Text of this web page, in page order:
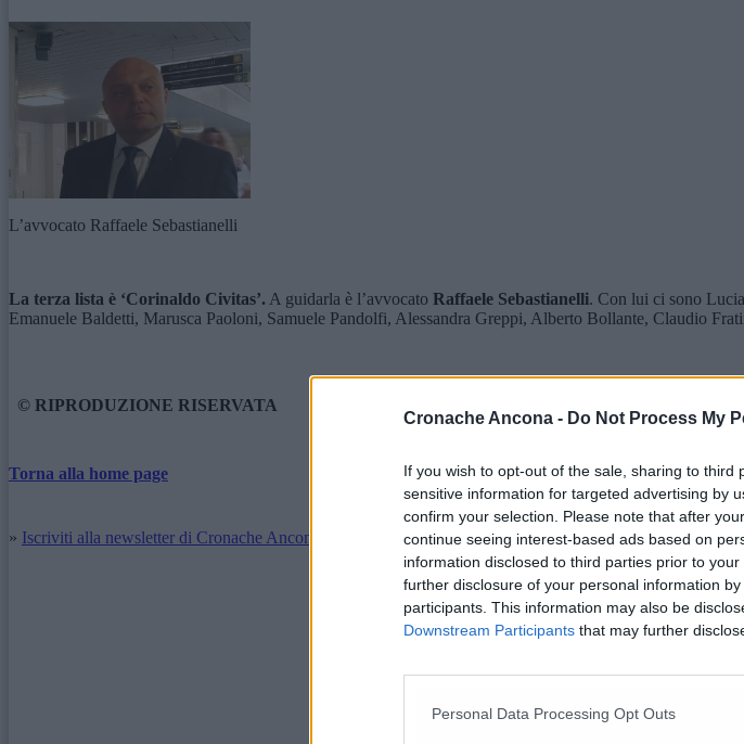
Cronache Ancona - Do Not Process My
If you wish to opt-out of the sale, sharing to
sensitive information for targeted advertising by
confirm your selection. Please note that after
continue seeing interest-based ads based on
information disclosed to third parties prior to
further disclosure of your personal information
participants. This information may also be
Downstream Participants that may further
Personal Data Processing Opt Outs
L’avvocato Raffaele Sebastianelli
La terza lista è ‘Corinaldo Civitas’. A guidarla è l’avvocato Raffaele Sebastianelli. Con lui ci sono
Emanuele Baldetti, Marusca Paoloni, Samuele Pandolfi, Alessandra Greppi, Alberto Bollante, Claudio
© RIPRODUZIONE RISERVATA
Torna alla home page
» Iscriviti alla newsletter di Cronache Ancona